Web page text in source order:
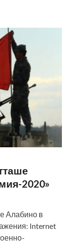
2020»
Алабино в
Internet